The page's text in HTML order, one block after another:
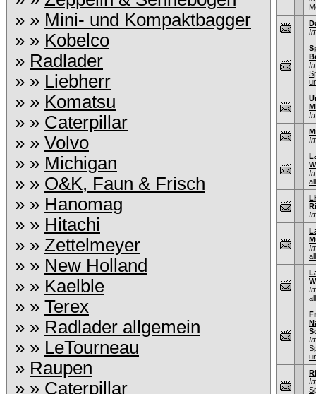
» » Mini- und Kompaktbagger
» » Kobelco
» Radlader
» » Liebherr
» » Komatsu
» » Caterpillar
» » Volvo
» » Michigan
» » O&K, Faun & Frisch
» » Hanomag
» » Hitachi
» » Zettelmeyer
» » New Holland
» » Kaelble
» » Terex
» » Radlader allgemein
» » LeTourneau
» Raupen
» » Caterpillar